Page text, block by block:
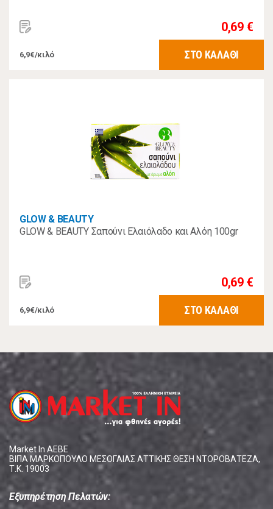
0,69 €
6,9€/κιλό ΣΤΟ ΚΑΛΑΘΙ
GLOW & BEAUTY
GLOW & BEAUTY Σαπούνι Ελαιόλαδο και Αλόη 100gr
0,69 €
6,9€/κιλό ΣΤΟ ΚΑΛΑΘΙ
Market In ΑΕΒΕ
ΒΙΠΑ ΜΑΡΚΟΠΟΥΛΟ ΜΕΣΟΓΑΙΑΣ ΑΤΤΙΚΗΣ ΘΕΣΗ ΝΤΟΡΟΒΑΤΕΖΑ,
Τ.Κ. 19003
Εξυπηρέτηση Πελατών: